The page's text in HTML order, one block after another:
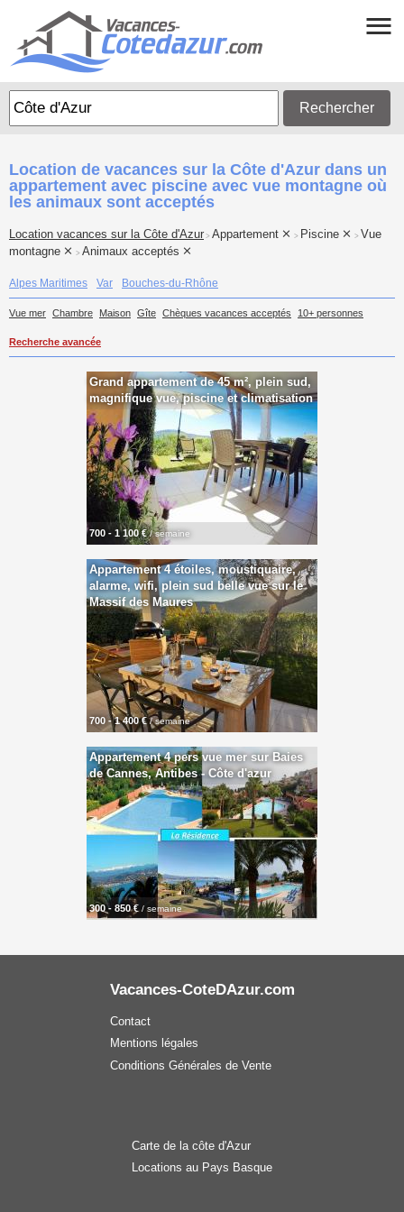
Rechercher
Location de vacances sur la Côte d'Azur dans un
appartement avec piscine avec vue montagne où
les animaux sont acceptés
Location vacances sur la Côte d'Azur > Appartement > Piscine > Vue
montagne
> Animaux acceptés
Alpes Maritimes Var Bouches-du-Rhône
Vue mer Chambre Maison Gîte Chèques vacances acceptés 10+ personnes
Recherche avancée
Grand appartement de 45 m², plein sud,
magnifique vue, piscine et climatisation
700 - 1 100 €/ semaine
Appartement 4 étoiles, moustiquaire,
alarme, wifi, plein sud belle vue sur le
Massif des Maures
700 - 1 400 €/ semaine
Appartement 4 pers vue mer sur Baies
de Cannes, Antibes - Côte d'azur
300 - 850 € / semaine
Vacances-CoteDAzur.com
Contact
Mentions légales
Conditions Générales de Vente
Carte de la côte d'Azur
Locations au Pays Basque